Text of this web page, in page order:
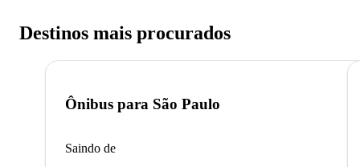
Destinos mais procurados
Ônibus para São Paulo
Saindo de